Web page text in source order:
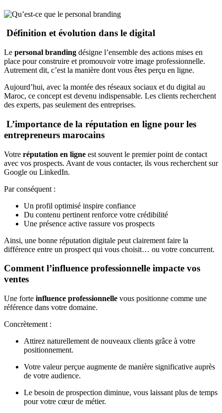
Définition et évolution dans le digital
Le personal branding désigne l’ensemble des actions mises en
place pour construire et promouvoir votre image professionnelle.
Autrement dit, c’est la manière dont vous êtes perçu en ligne.
Aujourd’hui, avec la montée des réseaux sociaux et du digital au
Maroc, ce concept est devenu indispensable. Les clients recherchent
des experts, pas seulement des entreprises.
L’importance de la réputation en ligne pour les
entrepreneurs marocains
Votre réputation en ligne est souvent le premier point de contact
avec vos prospects. Avant de vous contacter, ils vous recherchent sur
Google ou LinkedIn.
Par conséquent :
Un profil optimisé inspire confiance
Du contenu pertinent renforce votre crédibilité
Une présence active rassure vos prospects
Ainsi, une bonne réputation digitale peut clairement faire la
différence entre un prospect qui vous choisit… ou votre concurrent.
Comment l’influence professionnelle impacte vos
ventes
Une forte influence professionnelle vous positionne comme une
référence dans votre domaine.
Concrètement :
Attirez naturellement de nouveaux clients grâce à votre
positionnement.
Votre valeur perçue augmente de manière significative auprès
de votre audience.
Le besoin de prospection diminue, vous laissant plus de temps
pour votre cœur de métier.